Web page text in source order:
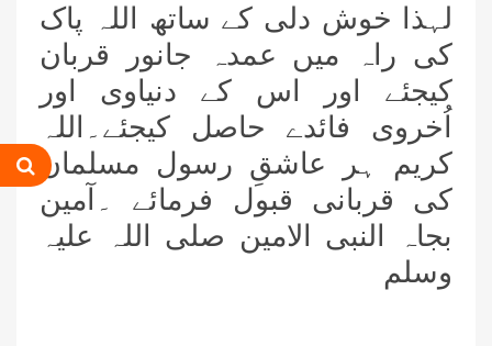
لہذا خوش دلی کے ساتھ اللہ پاک
کی راہ میں عمدہ جانور قربان
کیجئے اور اس کے دنیاوی اور
اُخروی فائدے حاصل کیجئے۔اللہ
کریم ہر عاشقِ رسول مسلمان
کی قربانی قبول فرمائے ۔آمین
بجاہ النبی الامین صلی اللہ علیہ
وسلم